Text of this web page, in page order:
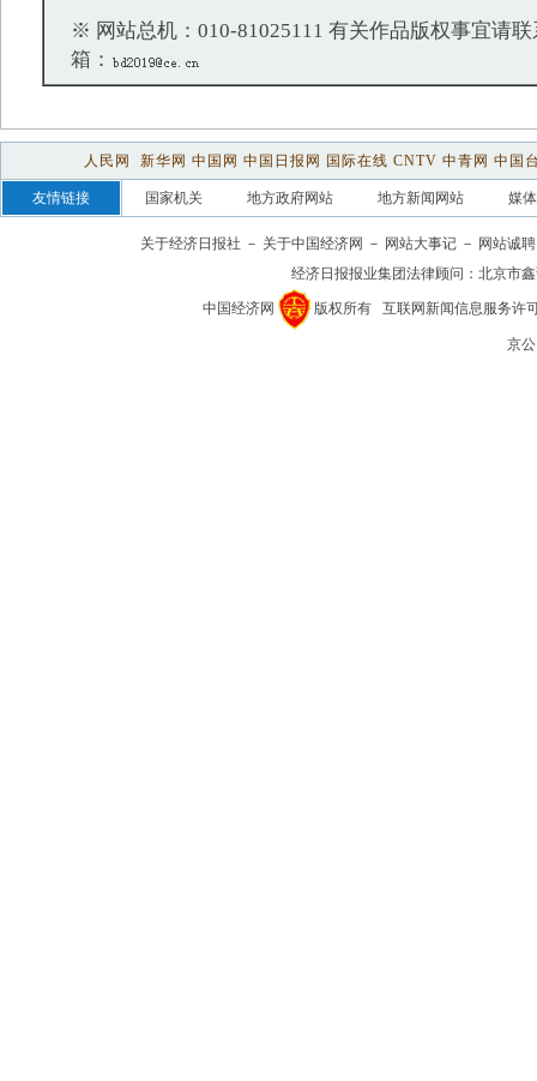
※ 网站总机：010-81025111 有关作品版权事宜请联
箱：
人民网 新华网 中国网 中国日报网 国际在线 CNTV 中青网 中国
友情链接 国家机关 地方政府网站 地方新闻网站 媒
关于经济日报社 － 关于中国经济网 － 网站大事记 － 网站诚聘
经济日报报业集团法律顾问： 北京市
中国经济网 版权所有 互联网新闻信息服务许
京